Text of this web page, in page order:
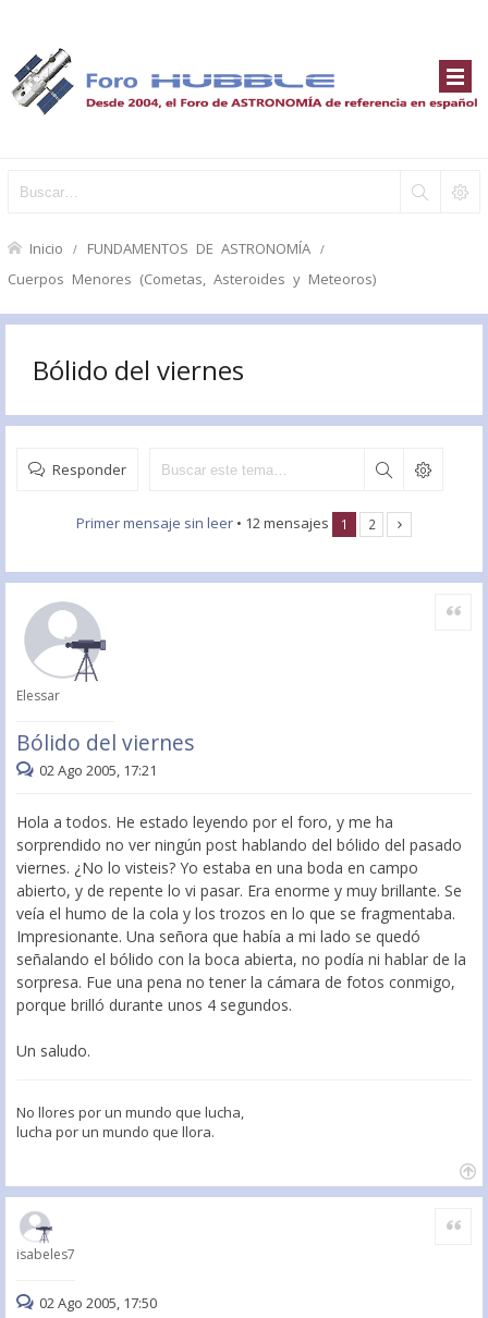
Inicio FUNDAMENTOS DE ASTRONOMÍA
Cuerpos Menores (Cometas, Asteroides y Meteoros)
Bólido del viernes
Responder
Primer mensaje sin leer • 12 mensajes 1 2
Elessar
Bólido del viernes
Citar
02 Ago 2005, 17:21
Hola a todos. He estado leyendo por el foro, y me ha
sorprendido no ver ningún post hablando del bólido del pasado
viernes. ¿No lo visteis? Yo estaba en una boda en campo
abierto, y de repente lo vi pasar. Era enorme y muy brillante. Se
veía el humo de la cola y los trozos en lo que se fragmentaba.
Impresionante. Una señora que había a mi lado se quedó
señalando el bólido con la boca abierta, no podía ni hablar de la
sorpresa. Fue una pena no tener la cámara de fotos conmigo,
porque brilló durante unos 4 segundos.
Un saludo.
No llores por un mundo que lucha,
lucha por un mundo que llora.
isabeles7
Citar
02 Ago 2005, 17:50